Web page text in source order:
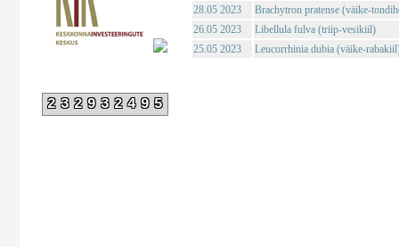
232932495
28.05 2023
Brachytron pratense (väike-
26.05 2023
Libellula fulva (triip-vesikiil)
25.05 2023
Leucorrhinia dubia (väike-